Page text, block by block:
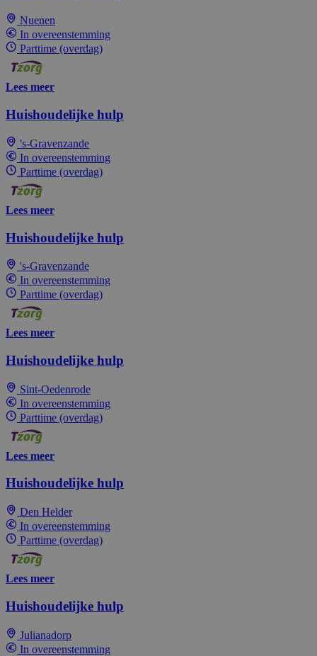
Nuenen
In overeenstemming
Parttime (overdag)
Lees meer
Huishoudelijke hulp
's-Gravenzande
In overeenstemming
Parttime (overdag)
Lees meer
Huishoudelijke hulp
's-Gravenzande
In overeenstemming
Parttime (overdag)
Lees meer
Huishoudelijke hulp
Sint-Oedenrode
In overeenstemming
Parttime (overdag)
Lees meer
Huishoudelijke hulp
Den Helder
In overeenstemming
Parttime (overdag)
Lees meer
Huishoudelijke hulp
Julianadorp
In overeenstemming